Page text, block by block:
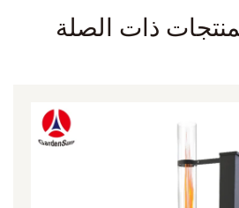
ذات الصلة